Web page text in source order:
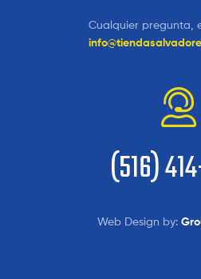
Cualquier pregunta,
(516)
Web Design by: